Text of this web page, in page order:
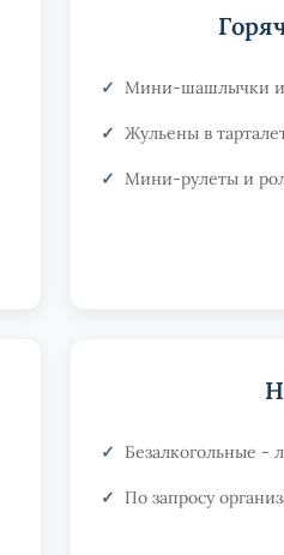
Мини-шашлычки
Жульены в
Мини-рулеты и
Безалкогольные -
По запросу